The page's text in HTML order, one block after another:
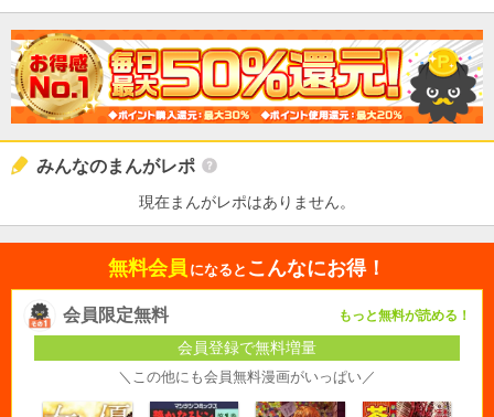
みんなのまんがレポ
現在まんがレポはありません。
無料会員 になると こんなにお得！
会員限定無料 もっと無料が読める！
会員登録で無料増量
＼この他にも会員無料漫画がいっぱい／